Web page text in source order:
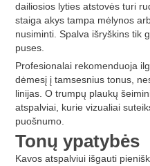
dailiosios lyties atstovės turi
staiga akys tampa mėlynos
nusiminti. Spalva išryškins tik
puses.
Profesionalai rekomenduoja
dėmesį į tamsesnius tonus,
linijas. O trumpų plaukų
atspalviai, kurie vizualiai
puošnumo.
Tonų ypatybės
Kavos atspalviui išgauti